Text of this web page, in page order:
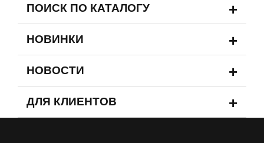
ПОИСК ПО КАТАЛОГУ +
НОВИНКИ +
НОВОСТИ +
ДЛЯ КЛИЕНТОВ +